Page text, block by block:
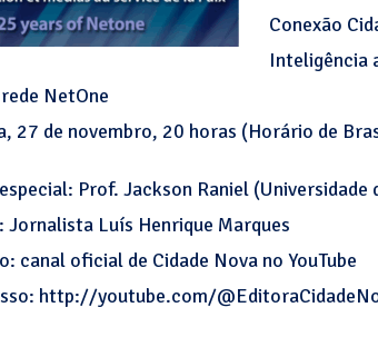
Conexão
Inteligência
NetOne
27 de novembro, 20 horas (Horário de
Prof. Jackson Raniel (Universidade
Jornalista Luís Henrique Marques
canal oficial de Cidade Nova no YouTube
http://youtube.com/